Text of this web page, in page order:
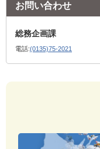
お問い合わせ
総務企画課
電話:(0135)75-2021